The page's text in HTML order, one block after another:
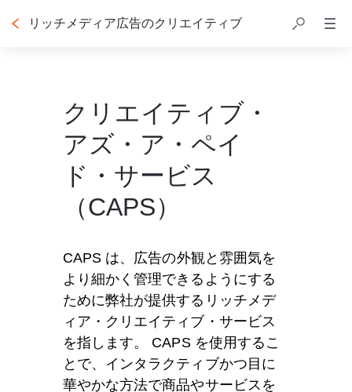
リッチメディア広告のクリエイティブ
クリエイティブ・
アズ・ア・ペイ
ド・サービス
（CAPS）
CAPS は、広告の外観と雰囲気を
より細かく管理できるようにする
ために弊社が提供するリッチメデ
ィア・クリエイティブ・サービス
を指します。 CAPS を使用するこ
とで、インタラクティブかつ目に
華やかな方法で商品やサービスを